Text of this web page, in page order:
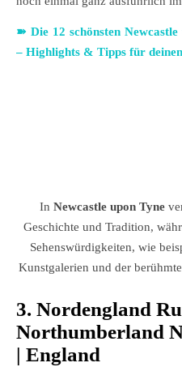
➽ Die 12 schönsten
– Highlights & Tipps für
In Newcastle upon Tyne
Geschichte und Tradition,
Sehenswürdigkeiten, wie
Kunstgalerien und der
3. Nordengland
Northumberland
| England